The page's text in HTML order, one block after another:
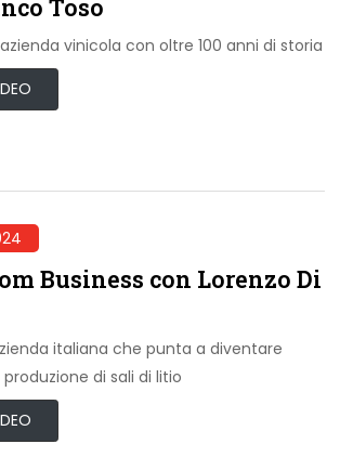
Toso
vinicola con oltre 100 anni di storia
Business con Lorenzo Di
italiana che punta a diventare
di sali di litio